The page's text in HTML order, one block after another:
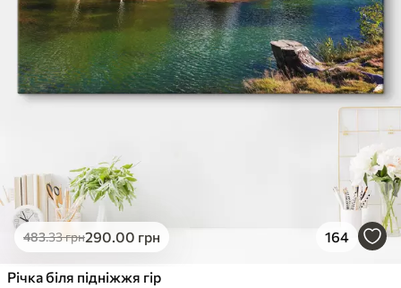
483.33грн290.00 грн 164
Річка біля підніжжя гір